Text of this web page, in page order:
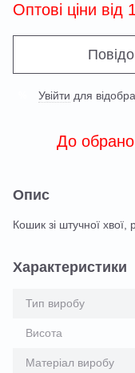
Оптові ціни від
Увійти для
До
Опис
Кошик зі штучної
Характеристики
Тип виробу
Висота
Матеріал виробу